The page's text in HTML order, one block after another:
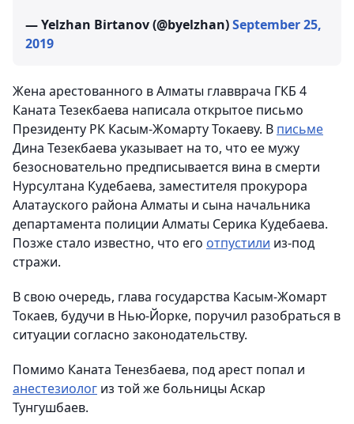
— Yelzhan Birtanov (@byelzhan)September 25,
2019
Жена арестованного в Алматы главврача ГКБ 4
Каната Тезекбаева написала открытое письмо
Президенту РК Касым-Жомарту Токаеву. В письме
Дина Тезекбаева указывает на то, что ее мужу
безосновательно предписывается вина в смерти
Нурсултана Кудебаева, заместителя прокурора
Алатауского района Алматы и сына начальника
департамента полиции Алматы Серика Кудебаева.
Позже стало известно, что его отпустили из-под
стражи.
В свою очередь, глава государства Касым-Жомарт
Токаев, будучи в Нью-Йорке, поручил разобраться в
ситуации согласно законодательству.
Помимо Каната Тенезбаева, под арест попал и
анестезиолог из той же больницы Аскар
Тунгушбаев.